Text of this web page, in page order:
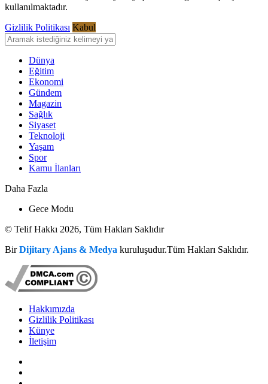
kullanılmaktadır.
Gizlilik Politikası Kabul
Dünya
Eğitim
Ekonomi
Gündem
Magazin
Sağlık
Siyaset
Teknoloji
Yaşam
Spor
Kamu İlanları
Daha Fazla
Gece Modu
© Telif Hakkı 2026, Tüm Hakları Saklıdır
BirDijitary Ajans & Medya kuruluşudur.Tüm Hakları Saklıdır.
Hakkımızda
Gizlilik Politikası
Künye
İletişim